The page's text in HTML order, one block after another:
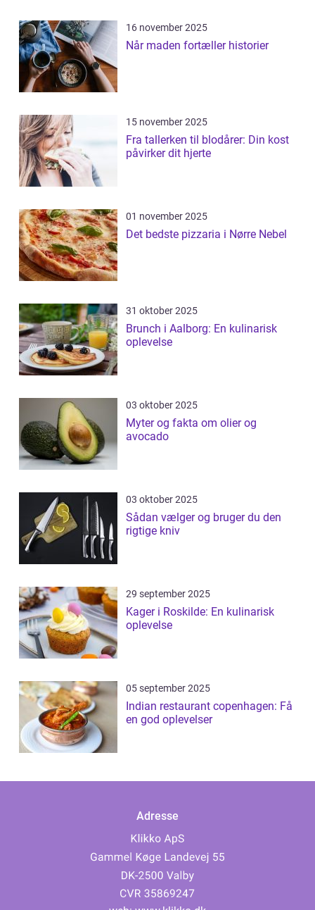
16 november 2025
Når maden fortæller historier
15 november 2025
Fra tallerken til blodårer: Din kost
påvirker dit hjerte
01 november 2025
Det bedste pizzaria i Nørre Nebel
31 oktober 2025
Brunch i Aalborg: En kulinarisk
oplevelse
03 oktober 2025
Myter og fakta om olier og
avocado
03 oktober 2025
Sådan vælger og bruger du den
rigtige kniv
29 september 2025
Kager i Roskilde: En kulinarisk
oplevelse
05 september 2025
Indian restaurant copenhagen: Få
en god oplevelser
Adresse